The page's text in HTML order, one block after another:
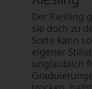
Der Riesling
sie doch zu
Sorte kann
eigener
unglaublich